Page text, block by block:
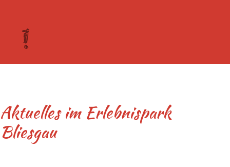
Aktuelles im Erlebnispark
Bliesgau